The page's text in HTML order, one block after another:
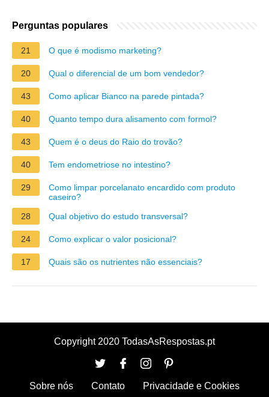
Perguntas populares
21 O que é modismo marketing?
20 Qual o diferencial de um bom vendedor?
43 Como aplicar Bianco na parede pintada?
40 Quanto tempo dura alisamento com formol?
43 Quem é o deus do Raio do trovão?
40 Tem endometriose no intestino?
29
Como limpar porcelanato encardido com produto
caseiro?
28
Qual objetivo do estudo transversal?
24 Como explicar o valor posicional?
17 Quais são os nutrientes não essenciais?
Copyright 2020 TodasAsRespostas.pt
Sobre nós Contato Privacidade e Cookies